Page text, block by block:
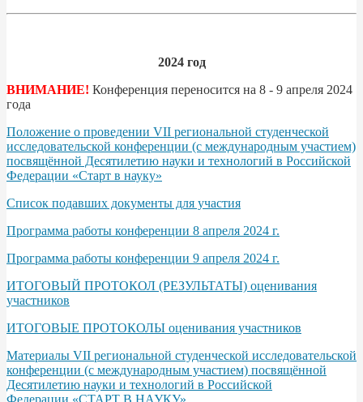
2024 год
ВНИМАНИЕ! Конференция переносится на 8 - 9 апреля 2024
года
Положение о проведении VII региональной студенческой
исследовательской конференции (с международным участием)
посвящённой Десятилетию науки и технологий в Российской
Федерации «Старт в науку»
Список подавших документы для участия
Программа работы конференции 8 апреля 2024 г.
Программа работы конференции 9 апреля 2024 г.
ИТОГОВЫЙ ПРОТОКОЛ (РЕЗУЛЬТАТЫ) оценивания
участников
ИТОГОВЫЕ ПРОТОКОЛЫ оценивания участников
Материалы VII региональной студенческой исследовательской
конференции (с международным участием) посвящённой
Десятилетию науки и технологий в Российской
Федерации «СТАРТ В НАУКУ»